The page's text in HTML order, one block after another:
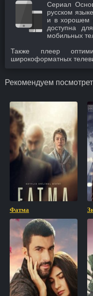
Сериал
русском
и в хорошем
доступна
мобильных
Также плеер
широкоформатных
Рекомендуем
Фатма